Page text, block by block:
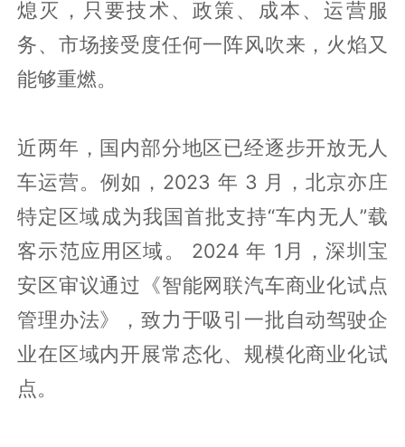
熄灭，只要技术、政策、成本、运营服
务、市场接受度任何一阵风吹来，火焰又
能够重燃。
近两年，国内部分地区已经逐步开放无人
车运营。例如，2023 年 3 月，北京亦庄
特定区域成为我国首批支持“车内无人”载
客示范应用区域。 2024 年 1月，深圳宝
安区审议通过《智能网联汽车商业化试点
管理办法》，致力于吸引一批自动驾驶企
业在区域内开展常态化、规模化商业化试
点。